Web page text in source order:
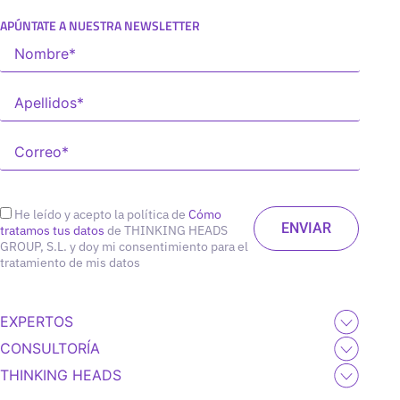
APÚNTATE A NUESTRA NEWSLETTER
He leído y acepto la política de Cómo
tratamos tus datos de THINKING HEADS
GROUP, S.L. y doy mi consentimiento para el
tratamiento de mis datos
EXPERTOS
CONSULTORÍA
THINKING HEADS